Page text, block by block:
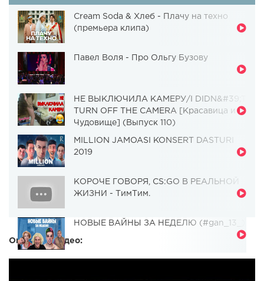
Cream Soda & Хлеб - Плачу на техно
(премьера клипа)
Павел Воля - Про Ольгу Бузову
НЕ ВЫКЛЮЧИЛА КАМЕРУ/I DIDN&#39;T
TURN OFF THE CAMERA [Красавица и
Чудовище] (Выпуск 110)
MILLION JAMOASI KONSERT DASTURI
2019
КОРОЧЕ ГОВОРЯ, CS:GO В РЕАЛЬНОЙ
ЖИЗНИ - ТимТим.
НОВЫЕ ВАЙНЫ ЗА НЕДЕЛЮ (#gan_13_)
Описание видео: